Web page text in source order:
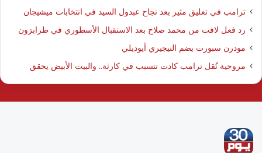
ترامب في تعليق مثير بعد نجاح عبدول السيد في انتخابات ميشيجان
رد فعل لافت من محمد صلاح بعد الاستقبال الأسطوري في طرابزون
مودرن سبورت يضم النيجيري أيوديلي
مروحية تُقل ترامب كادت تتسبب في كارثة.. والبيت الأبيض يحقق